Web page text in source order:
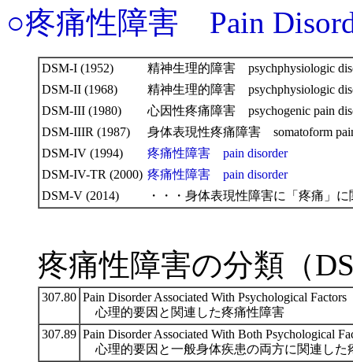
○疼痛性障害 Pain
DSM-I (1952)
精神生理的障害 psychphysiologic
DSM-II (1968)
精神生理的障害 psychphysiologic
DSM-III (1980)
心因性疼痛障害 psychogenic pain
DSM-IIIR (1987)
身体表現性疼痛障害 somatoform
DSM-IV (1994)
疼痛性障害 pain disorder
DSM-IV-TR (2000) 疼痛性障害 pain disorder
DSM-V (2014)
・・・身体表現性障害に「疼痛」
疼痛性障害の分類（
307.80 Pain Disorder Associated With Psychological Factors
心理的要因と関連した疼痛性障害
307.89 Pain Disorder Associated With Both Psychological
心理的要因と一般身体疾患の両方に関連した